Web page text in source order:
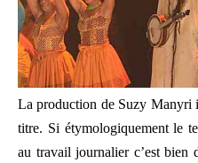
La production de Suzy Manyri
titre. Si étymologiquement le
au travail journalier c’est bien